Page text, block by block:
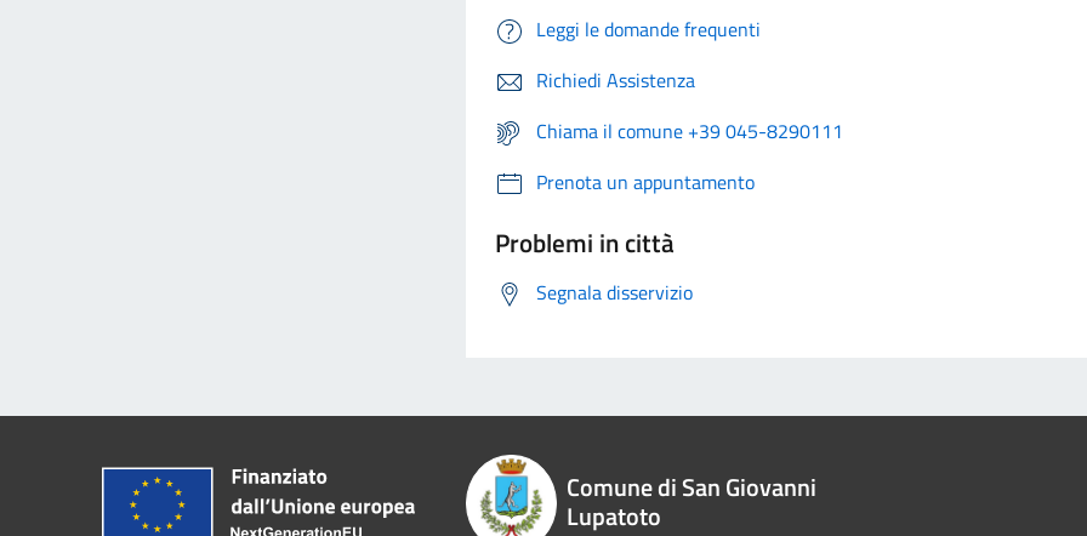
Leggi le domande frequenti
Richiedi Assistenza
Chiama il comune +39 045-8290111
Prenota un appuntamento
Problemi in città
Segnala disservizio
Comune di San Giovanni
Lupatoto